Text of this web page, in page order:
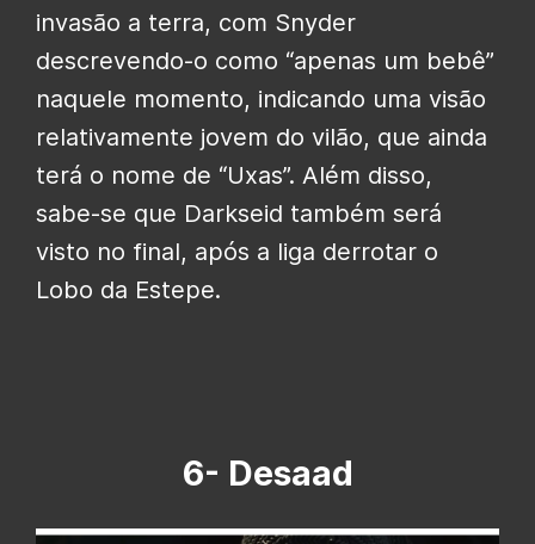
invasão a terra, com Snyder
descrevendo-o como “apenas um bebê”
naquele momento, indicando uma visão
relativamente jovem do vilão, que ainda
terá o nome de “Uxas”. Além disso,
sabe-se que Darkseid também será
visto no final, após a liga derrotar o
Lobo da Estepe.
6- Desaad